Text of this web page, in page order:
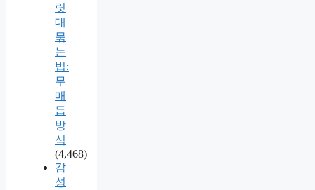
릿
대
묶
는
법:
무
매
듭
방
식
(4,468)
감
성